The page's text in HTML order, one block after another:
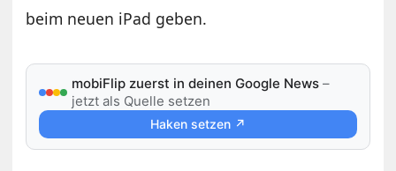
beim neuen iPad geben.
mobiFlip zuerst in deinen Google News –
jetzt als Quelle setzen
Haken setzen ↗